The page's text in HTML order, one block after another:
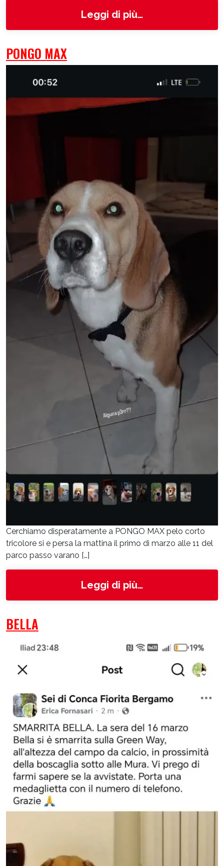
Leggi di più…from Juna
PONGO MAX
Cerchiamo disperatamente a PONGO MAX pelo corto
tricolore si e persa la mattina il primo di marzo alle 11 del
parco passo varano […]
Leggi di più…from Pongo MAX
BELLA